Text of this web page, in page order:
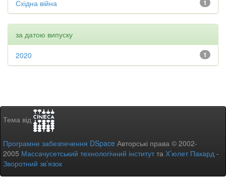
1
Східна війна
за датою випуску
1
2020
Тема від
Програмне забезпечення DSpace Авторські права © 2002-
2005 Массачусетський технологічний інститутта Х’юлет Пакард -
Зворотний зв’язок